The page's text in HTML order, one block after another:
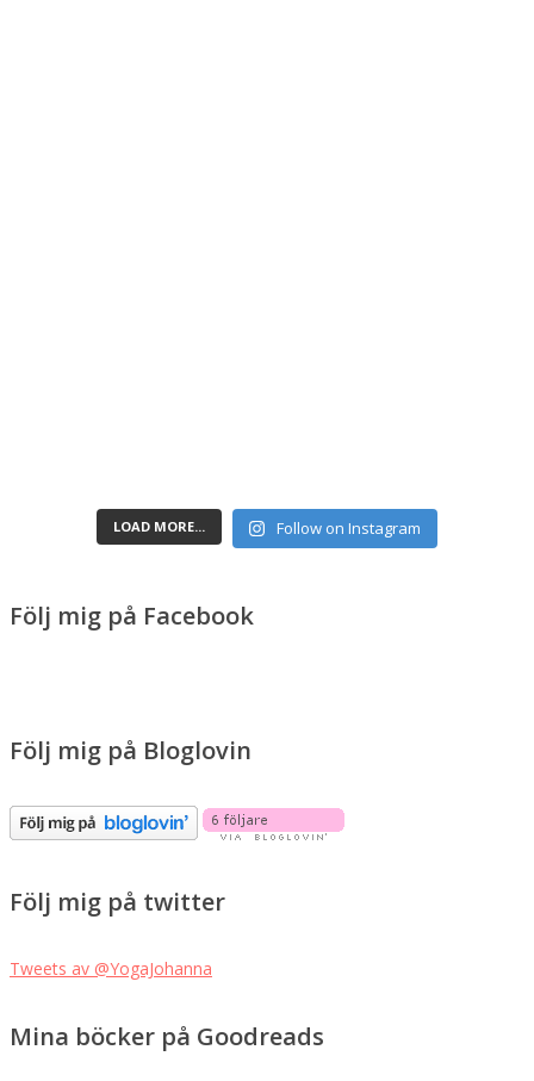
LOAD MORE... Follow on Instagram
Följ mig på Facebook
Följ mig på Bloglovin
Följ mig på twitter
Tweets av @YogaJohanna
Mina böcker på Goodreads